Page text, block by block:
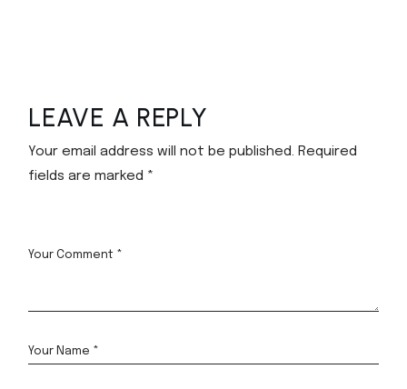
LEAVE A REPLY
Your email address will not be published. Required
fields are marked *